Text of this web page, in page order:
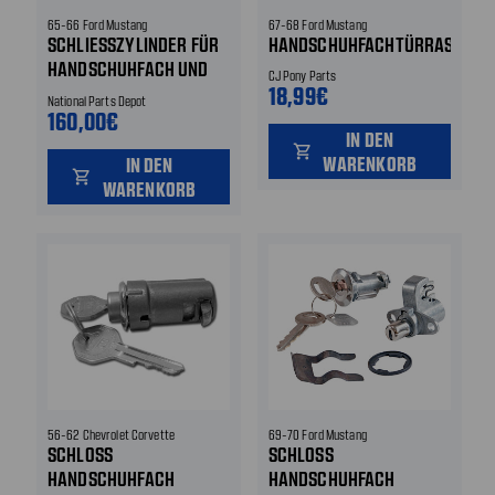
65-66 Ford Mustang
SCHLIESSZYLINDER FÜR H
ANDSCHUHFACH UND K
OFFERRAUM MIT PONY S
CHLÜSSELN
National Parts Depot
160,00€
shopping_cart
IN DEN
WARENKORB
67-68 Ford Mustang
HANDSCHUHFACHTÜRRASTE
CJ Pony Parts
18,99€
shopping_cart
IN DEN
WARENKORB
56-62 Chevrolet Corvette
SCHLOSS
HANDSCHUHFACH
69-70 Ford Mustang
SCHLOSS
HANDSCHUHFACH